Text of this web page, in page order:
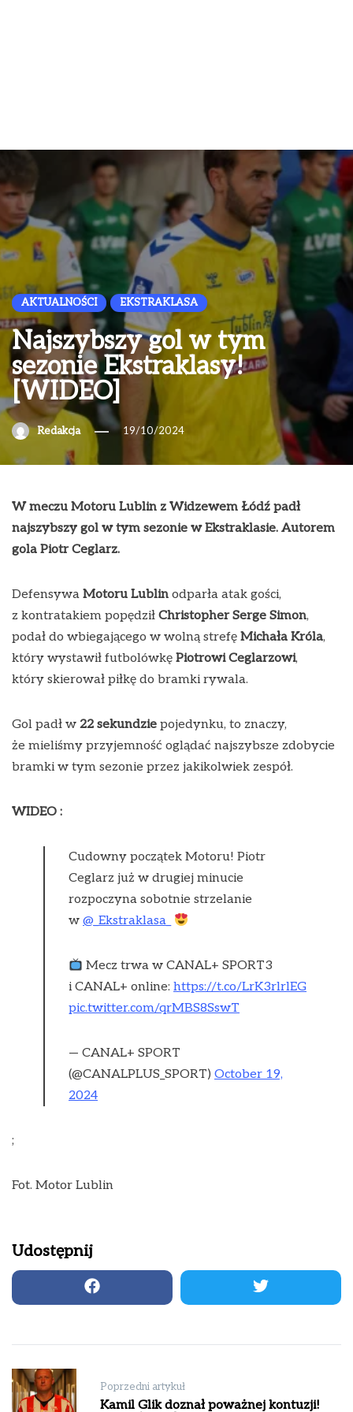
AKTUALNOŚCI EKSTRAKLASA
Najszybszy gol w tym
sezonie Ekstraklasy!
[WIDEO]
Redakcja 19/10/2024
W meczu Motoru Lublin z Widzewem Łódź padł
najszybszy gol w tym sezonie w Ekstraklasie. Autorem
gola Piotr Ceglarz.
Defensywa Motoru Lublin odparła atak gości,
z kontratakiem popędził Christopher Serge Simon,
podał do wbiegającego w wolną strefę Michała Króla,
który wystawił futbolówkę Piotrowi Ceglarzowi,
który skierował piłkę do bramki rywala.
Gol padł w 22 sekundzie pojedynku, to znaczy,
że mieliśmy przyjemność oglądać najszybsze zdobycie
bramki w tym sezonie przez jakikolwiek zespół.
WIDEO :
Cudowny początek Motoru! Piotr
Ceglarz już w drugiej minucie
rozpoczyna sobotnie strzelanie
w @_Ekstraklasa_
Mecz trwa w CANAL+ SPORT3
i CANAL+ online: https://t.co/LrK3rlrlEG
pic.twitter.com/qrMBS8SswT
— CANAL+ SPORT
(@CANALPLUS_SPORT) October 19,
2024
;
Fot. Motor Lublin
Udostępnij
Nawigacja
wpisu
Poprzedni artykuł
Kamil Glik doznał poważnej kontuzji!